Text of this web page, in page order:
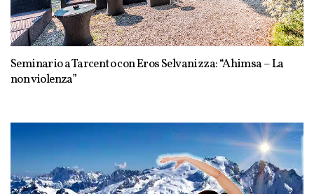
Seminario a Tarcento con Eros Selvanizza: “Ahimsa – La
non violenza”